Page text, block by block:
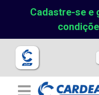
Cadastre-se e